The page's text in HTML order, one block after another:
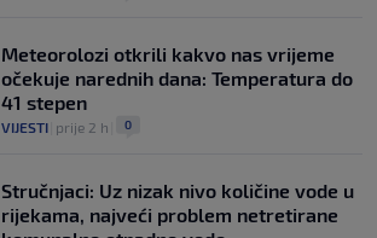
Meteorolozi otkrili kakvo nas vrijeme
očekuje narednih dana: Temperatura do
41 stepen
VIJESTI prije 2 h 0
Stručnjaci: Uz nizak nivo količine vode u
rijekama, najveći problem netretirane